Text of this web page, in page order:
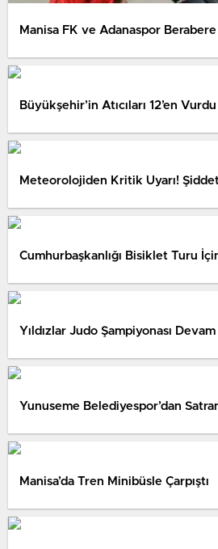
Manisa FK ve Adanaspor Berabere
Büyükşehir’in Atıcıları 12’en Vurdu
Meteorolojiden Kritik Uyarı!
Cumhurbaşkanlığı Bisiklet Turu
Yıldızlar Judo Şampiyonası
Yunuseme Belediyespor’dan
Manisa’da Tren Minibüsle Çarpıştı